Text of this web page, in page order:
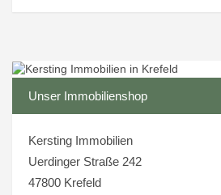
Unser Immobilienshop
Kersting Immobilien
Uerdinger Straße 242
47800 Krefeld